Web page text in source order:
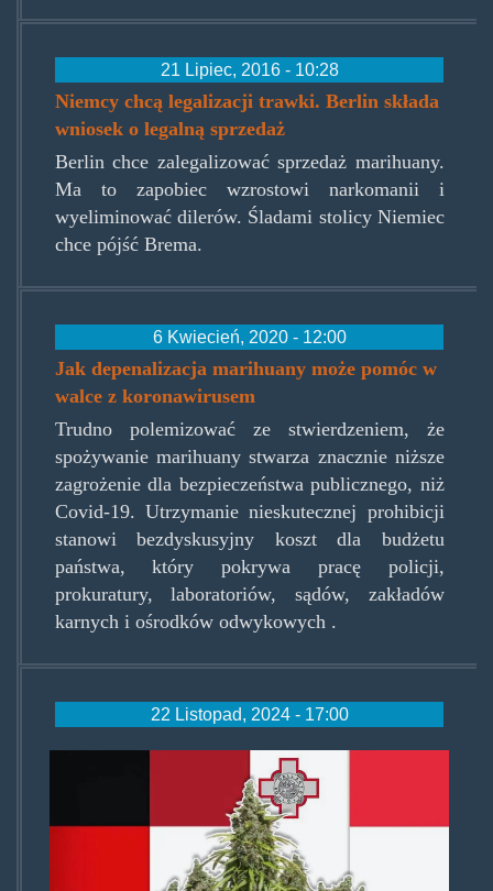
21 Lipiec, 2016 - 10:28
Niemcy chcą legalizacji trawki. Berlin składa
wniosek o legalną sprzedaż
Berlin chce zalegalizować sprzedaż marihuany.
Ma to zapobiec wzrostowi narkomanii i
wyeliminować dilerów. Śladami stolicy Niemiec
chce pójść Brema.
6 Kwiecień, 2020 - 12:00
Jak depenalizacja marihuany może pomóc w
walce z koronawirusem
Trudno polemizować ze stwierdzeniem, że
spożywanie marihuany stwarza znacznie niższe
zagrożenie dla bezpieczeństwa publicznego, niż
Covid-19. Utrzymanie nieskutecznej prohibicji
stanowi bezdyskusyjny koszt dla budżetu
państwa, który pokrywa pracę policji,
prokuratury, laboratoriów, sądów, zakładów
karnych i ośrodków odwykowych .
22 Listopad, 2024 - 17:00
niemcy-holandia-luksemburg-
malta-legalizacja-marihuany-
696x392.jpg.jpg